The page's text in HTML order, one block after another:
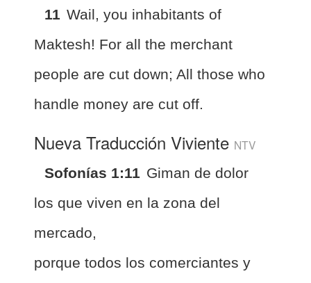
11 Wail, you inhabitants of
Maktesh! For all the merchant
people are cut down; All those who
handle money are cut off.
Nueva Traducción Viviente NTV
Sofonías 1:11 Giman de dolor
los que viven en la zona del
mercado,
porque todos los comerciantes y